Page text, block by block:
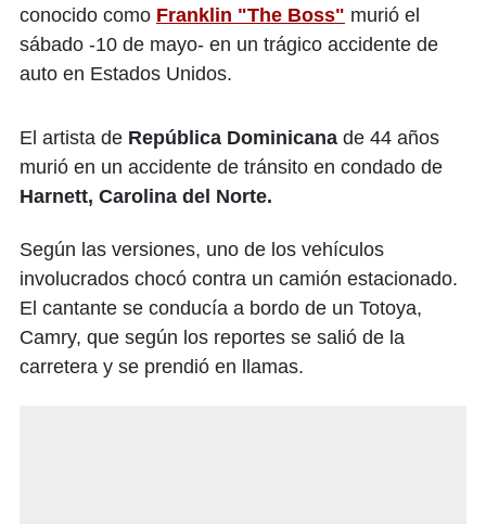
conocido como Franklin "The Boss" murió el
sábado -10 de mayo- en un trágico accidente de
auto en Estados Unidos.
El artista de República Dominicana de 44 años
murió en un accidente de tránsito en condado de
Harnett, Carolina del Norte.
Según las versiones, uno de los vehículos
involucrados chocó contra un camión estacionado.
El cantante se conducía a bordo de un Totoya,
Camry, que según los reportes se salió de la
carretera y se prendió en llamas.